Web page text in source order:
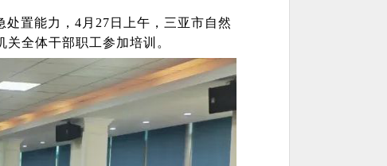
置能力，4月27日上午，三亚市自然
全体干部职工参加培训。